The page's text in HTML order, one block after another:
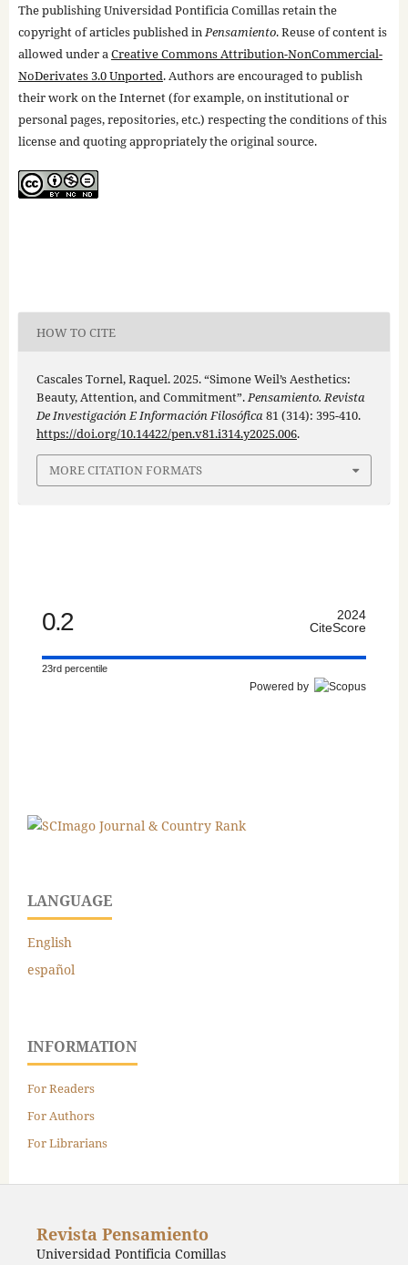
The publishing Universidad Pontificia Comillas retain the
copyright of articles published inPensamiento. Reuse of content is
allowed under aCreative Commons Attribution-NonCommercial-
NoDerivates 3.0 Unported. Authors are encouraged to publish
their work on the Internet (for example, on institutional or
personal pages, repositories, etc.) respecting the conditions of this
license and quoting appropriately the original source.
HOW TO CITE
Cascales Tornel, Raquel. 2025. “Simone Weil’s Aesthetics:
Beauty, Attention, and Commitment”.Pensamiento. Revista
De Investigación E Información Filosófica81 (314): 395-410.
https://doi.org/10.14422/pen.v81.i314.y2025.006.
MORE CITATION FORMATS
0.2
2024
CiteScore
23rd percentile
Powered by
LANGUAGE
English
español
INFORMATION
For Readers
For Authors
For Librarians
Revista Pensamiento
Universidad Pontificia Comillas